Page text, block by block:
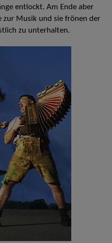
entlockt. Am Ende aber
zur Musik und sie frönen der
zu unterhalten.